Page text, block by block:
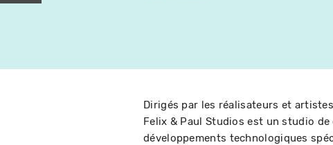
Dirigés par les réalisateurs et
Felix & Paul Studios est un studio
développements technologiques